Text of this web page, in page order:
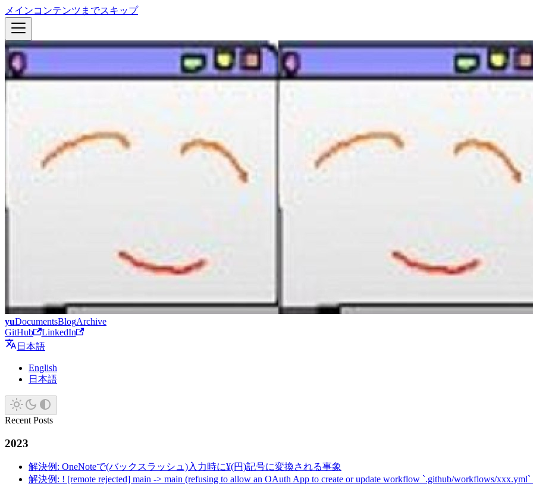
メインコンテンツまでスキップ
yuDocumentsBlogArchive
GitHub
LinkedIn
日本語
English
日本語
Recent Posts
2023
解決例: OneNoteで(バックスラッシュ)入力時に¥(円)記号に変換される事象
解決例: ! [remote rejected] main -> main (refusing to allow an OAuth App to create or update workflow `.github/workflows/